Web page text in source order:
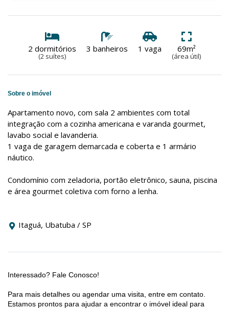
2 dormitórios
(2 suítes)
3 banheiros 1 vaga 69m²
(área útil)
Sobre o imóvel
Apartamento novo, com sala 2 ambientes com total
integração com a cozinha americana e varanda gourmet,
lavabo social e lavanderia.
1 vaga de garagem demarcada e coberta e 1 armário
náutico.
Condomínio com zeladoria, portão eletrônico, sauna, piscina
e área gourmet coletiva com forno a lenha.
Itaguá, Ubatuba / SP
Interessado? Fale Conosco!
Para mais detalhes ou agendar uma visita, entre em contato.
Estamos prontos para ajudar a encontrar o imóvel ideal para